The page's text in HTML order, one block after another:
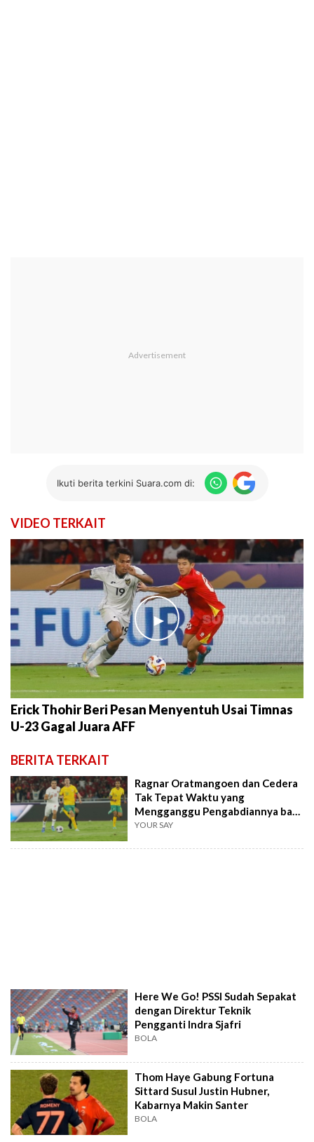
Ikuti berita terkini Suara.com di:
VIDEO TERKAIT
►
Erick Thohir Beri Pesan Menyentuh Usai Timnas
U-23 Gagal Juara AFF
BERITA TERKAIT
Ragnar Oratmangoen dan Cedera
Tak Tepat Waktu yang
Mengganggu Pengabdiannya bagi
Skuat Garuda
YOUR SAY
Here We Go! PSSI Sudah Sepakat
dengan Direktur Teknik
Pengganti Indra Sjafri
BOLA
Thom Haye Gabung Fortuna
Sittard Susul Justin Hubner,
Kabarnya Makin Santer
BOLA